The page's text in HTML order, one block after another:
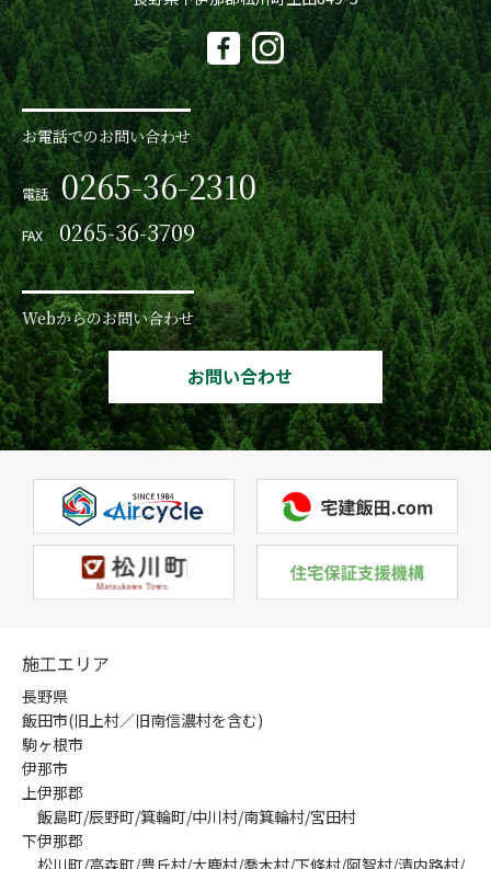
お電話でのお問い合わせ
電話 0265-36-2310
FAX0265-36-3709
Webからのお問い合わせ
お問い合わせ
施工エリア
長野県
飯田市(旧上村／旧南信濃村を含む)
駒ヶ根市
伊那市
上伊那郡
飯島町/辰野町/箕輪町/中川村/南箕輪村/宮田村
下伊那郡
松川町/高森町/豊丘村/大鹿村/喬木村/下條村/阿智村/清内路村/